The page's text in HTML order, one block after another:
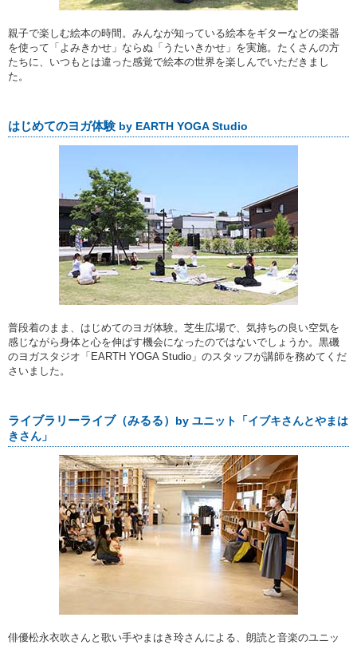
親子で楽しむ絵本の時間。みんなが知っている絵本をギターなどの楽器
を使って「よみきかせ」ならぬ「うたいきかせ」を実施。たくさんの方
たちに、いつもとは違った感覚で絵本の世界を楽しんでいただきまし
た。
はじめてのヨガ体験 by EARTH YOGA Studio
普段着のまま、はじめてのヨガ体験。芝生広場で、気持ちの良い空気を
感じながら身体と心を伸ばす機会になったのではないでしょうか。黒磯
のヨガスタジオ「EARTH YOGA Studio」のスタッフが講師を務めてくだ
さいました。
ライブラリーライブ（みるる） by ユニット「イブキさんとやまは
きさん」
俳優松永衣吹さんと歌い手やまはき玲さんによる、朗読と音楽のユニッ